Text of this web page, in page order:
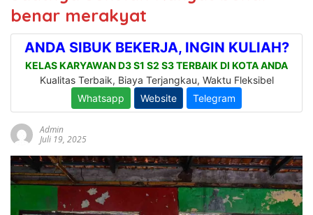
benar merakyat
Admin
Juli 19, 2025